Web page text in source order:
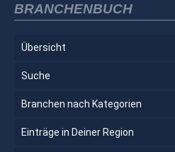
BRANCHENBUCH
Übersicht
Suche
Branchen nach Kategorien
Einträge in Deiner Region